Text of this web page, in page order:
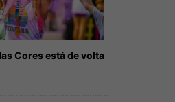
Cores está de volta